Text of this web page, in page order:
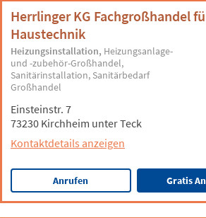
Herrlinger KG Fachgroßhandel
Haustechnik
Heizungsinstallation Heizungsanlage-
und -zubehör-Großhandel
Sanitärinstallation Sanitärbedarf
Großhandel
Einsteinstr. 7
73230 Kirchheim unter Teck
Kontaktdetails anzeigen
Anrufen Gratis